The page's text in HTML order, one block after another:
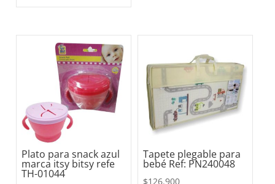
Plato para snack azul
marca itsy bitsy refe
TH-01044
Tapete plegable para
bebé Ref: PN240048
$126.900